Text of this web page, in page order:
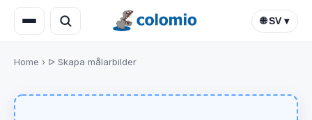
🌐 SV ▾
Home › ᐅ Skapa målarbilder